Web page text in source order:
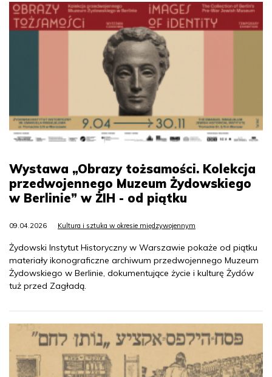
Wystawa „Obrazy tożsamości. Kolekcja
przedwojennego Muzeum Żydowskiego
w Berlinie” w ŻIH - od piątku
09.04.2026 Kultura i sztuka w okresie międzywojennym
Żydowski Instytut Historyczny w Warszawie pokaże od piątku
materiały ikonograficzne archiwum przedwojennego Muzeum
Żydowskiego w Berlinie, dokumentujące życie i kulturę Żydów
tuż przed Zagładą.